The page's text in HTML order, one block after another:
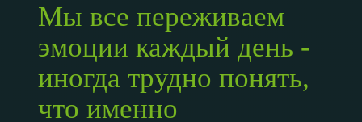
Мы все переживаем
эмоции каждый день -
иногда трудно понять,
что именно